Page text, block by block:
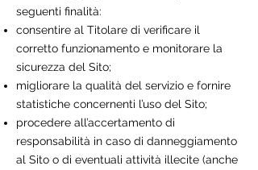
seguenti finalità:
consentire al Titolare di verificare il
corretto funzionamento e monitorare la
sicurezza del Sito;
migliorare la qualità del servizio e fornire
statistiche concernenti l’uso del Sito;
procedere all’accertamento di
responsabilità in caso di danneggiamento
al Sito o di eventuali attività illecite (anche